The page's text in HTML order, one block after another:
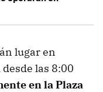
lugar en
las 8:00
en la Plaza